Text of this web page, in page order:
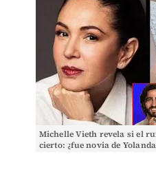
Michelle Vieth revela si el
cierto: ¿fue novia de